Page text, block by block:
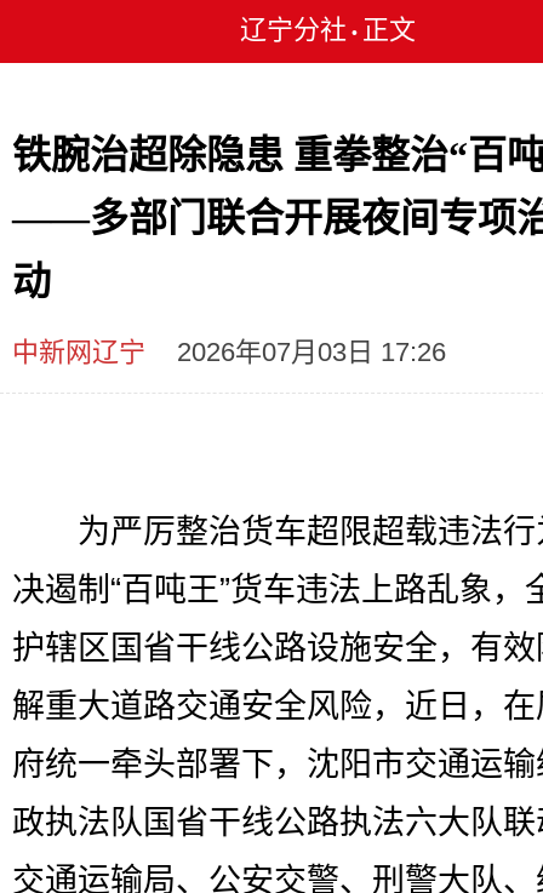
辽宁分社 • 正文
铁腕治超除隐患 重拳整治“百
——多部门联合开展夜间专项
动
中新网辽宁 2026年07月03日 17:26
为严厉整治货车超限超载违法行
决遏制“百吨王”货车违法上路乱象，
护辖区国省干线公路设施安全，有
解重大道路交通安全风险，近日，
府统一牵头部署下，沈阳市交通运
政执法队国省干线公路执法六大队
交通运输局、公安交警、刑警大队